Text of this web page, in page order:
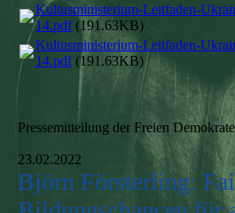
Kultusministerium-Leitfaden-
14.pdf(191.63KB)
Kultusministerium-Leitfaden-
14.pdf(191.63KB)
Pressemitteilung der Freien
23.02.2022
Björn Försterling: